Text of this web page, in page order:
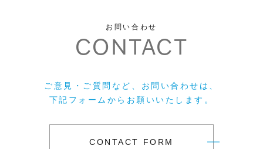
お問い合わせ
CONTACT
ご意見・ご質問など、お問い合わせは、
下記フォームからお願いいたします。
CONTACT FORM